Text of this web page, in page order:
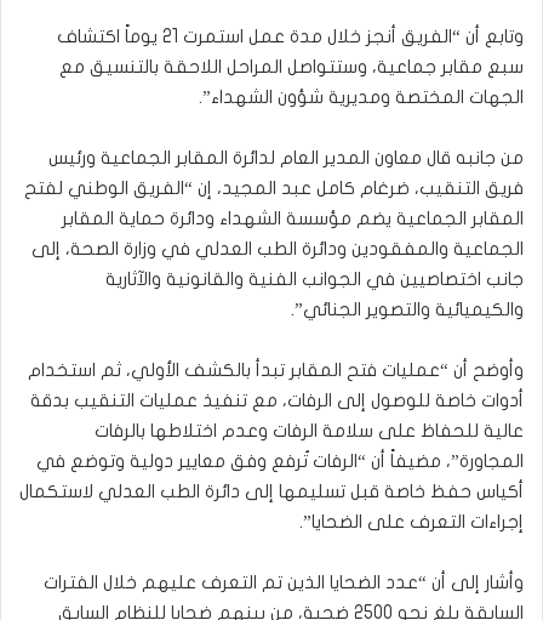
وتابع أن “الفريق أنجز خلال مدة عمل استمرت 21 يوماً اكتشاف
سبع مقابر جماعية، وستتواصل المراحل اللاحقة بالتنسيق مع
الجهات المختصة ومديرية شؤون الشهداء”.
من جانبه قال معاون المدير العام لدائرة المقابر الجماعية ورئيس
فريق التنقيب، ضرغام كامل عبد المجيد، إن “الفريق الوطني لفتح
المقابر الجماعية يضم مؤسسة الشهداء ودائرة حماية المقابر
الجماعية والمفقودين ودائرة الطب العدلي في وزارة الصحة، إلى
جانب اختصاصيين في الجوانب الفنية والقانونية والآثارية
والكيميائية والتصوير الجنائي”.
وأوضح أن “عمليات فتح المقابر تبدأ بالكشف الأولي، ثم استخدام
أدوات خاصة للوصول إلى الرفات، مع تنفيذ عمليات التنقيب بدقة
عالية للحفاظ على سلامة الرفات وعدم اختلاطها بالرفات
المجاورة”، مضيفاً أن “الرفات تُرفع وفق معايير دولية وتوضع في
أكياس حفظ خاصة قبل تسليمها إلى دائرة الطب العدلي لاستكمال
إجراءات التعرف على الضحايا”.
وأشار إلى أن “عدد الضحايا الذين تم التعرف عليهم خلال الفترات
السابقة بلغ نحو 2500 ضحية، من بينهم ضحايا للنظام السابق